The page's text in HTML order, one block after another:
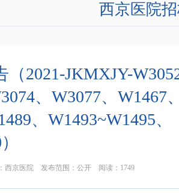
西京医院
2021-JKMXJY-W3052
、W3077、W1467、
、W1493~W1495、
西京医院 发布范围：公开 阅读： 1749